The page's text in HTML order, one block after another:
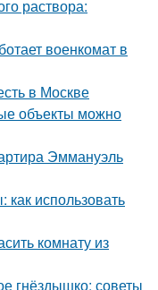
раствора:
военкомат в
в Москве
объекты можно
Эммануэль
использовать
комнату из
гнёздышко: советы